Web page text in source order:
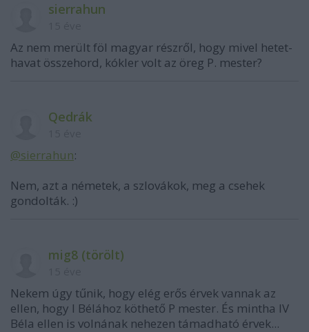
sierrahun
Az nem merült föl magyar részről, hogy mivel hetet-
havat összehord, kókler volt az öreg P. mester?
Qedrák
@sierrahun:
Nem, azt a németek, a szlovákok, meg a csehek
gondolták. :)
mig8 (törölt)
Nekem úgy tűnik, hogy elég erős érvek vannak az
ellen, hogy I Bélához köthető P mester. És mintha IV
Béla ellen is volnának nehezen támadható érvek...